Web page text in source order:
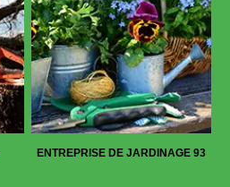
ENTREPRISE DE JARDINAGE 93